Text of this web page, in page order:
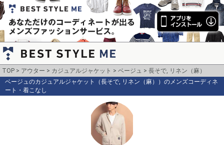
TOP アウター カジュアルジャケット ベージュ
長そで, リネン（麻）
ベージュのカジュアルジャケット（長そで, リネン（麻））のメンズコーディネ
ート・着こなし